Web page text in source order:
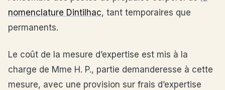
nomenclature Dintilhac, tant temporaires que
permanents.
Le coût de la mesure d’expertise est mis à la
charge de Mme H. P., partie demanderesse à cette
mesure, avec une provision sur frais d’expertise